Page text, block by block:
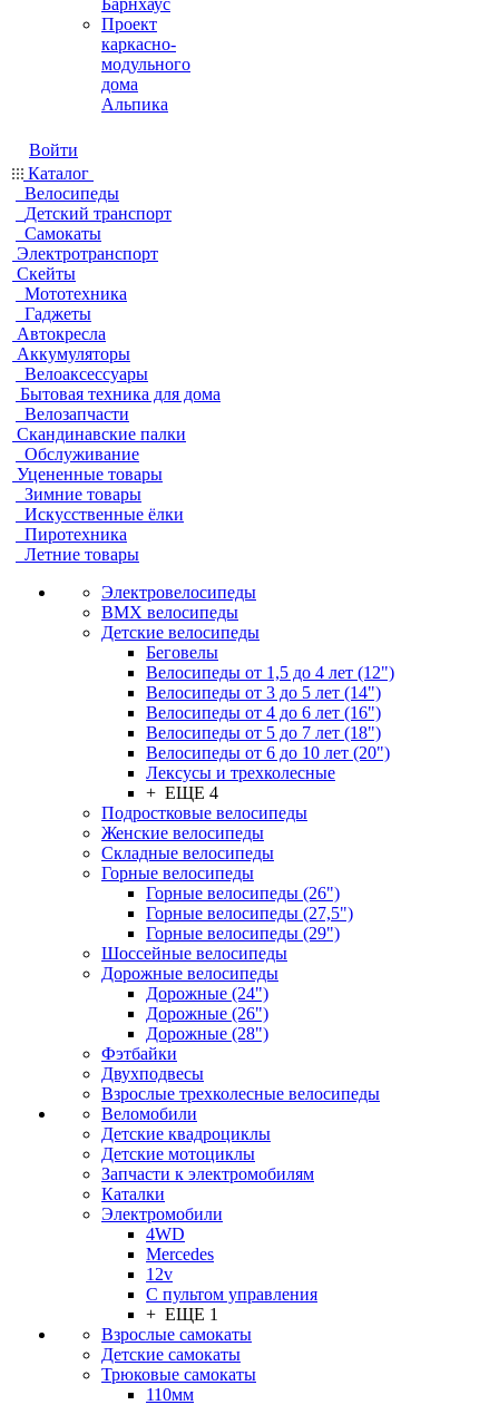
Барнхаус
Проект
каркасно-
модульного
дома
Альпика
Войти
Каталог
Велосипеды
Детский транспорт
Самокаты
Электротранспорт
Скейты
Мототехника
Гаджеты
Автокресла
Аккумуляторы
Велоаксессуары
Бытовая техника для дома
Велозапчасти
Скандинавские палки
Обслуживание
Уцененные товары
Зимние товары
Искусственные ёлки
Пиротехника
Летние товары
Электровелосипеды
BMX велосипеды
Детские велосипеды
Беговелы
Велосипеды от 1,5 до 4 лет (12")
Велосипеды от 3 до 5 лет (14")
Велосипеды от 4 до 6 лет (16")
Велосипеды от 5 до 7 лет (18")
Велосипеды от 6 до 10 лет (20")
Лексусы и трехколесные
+ ЕЩЕ 4
Подростковые велосипеды
Женские велосипеды
Складные велосипеды
Горные велосипеды
Горные велосипеды (26")
Горные велосипеды (27,5")
Горные велосипеды (29")
Шоссейные велосипеды
Дорожные велосипеды
Дорожные (24")
Дорожные (26")
Дорожные (28")
Фэтбайки
Двухподвесы
Взрослые трехколесные велосипеды
Веломобили
Детские квадроциклы
Детские мотоциклы
Запчасти к электромобилям
Каталки
Электромобили
4WD
Mercedes
12v
С пультом управления
+ ЕЩЕ 1
Взрослые самокаты
Детские самокаты
Трюковые самокаты
110мм